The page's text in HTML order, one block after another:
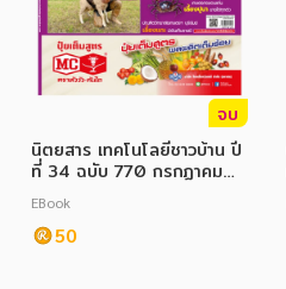
จบ
นิตยสาร เทคโนโลยีชาวบ้าน ปี
ที่ 34 ฉบับ 770 กรกฏาคม
2565
EBook
50